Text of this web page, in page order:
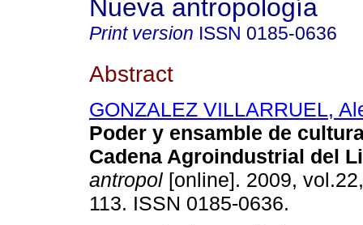
Nueva antropología
Print version ISSN 0185-0636
Abstract
GONZALEZ VILLARRUEL,
Poder y ensamble de
Cadena Agroindustrial del
antropol [online]. 2009,
113. ISSN 0185-0636.